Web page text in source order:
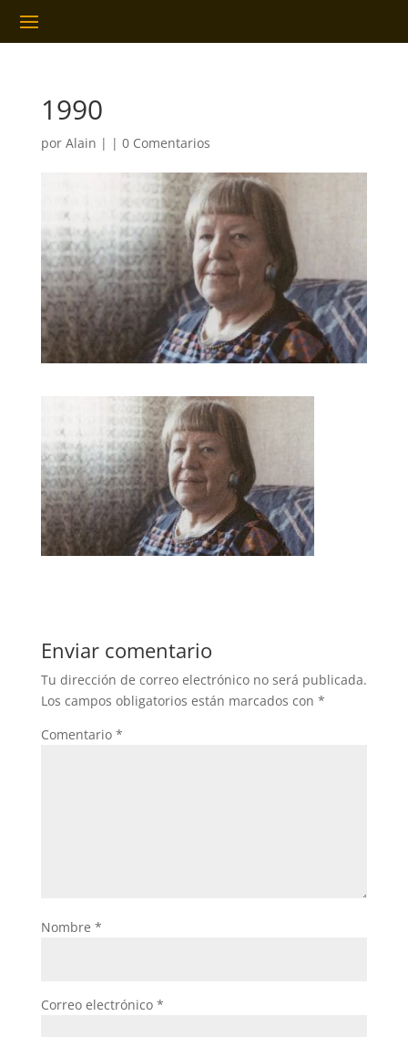
1990
por Alain | | 0 Comentarios
Enviar comentario
Tu dirección de correo electrónico no será publicada.
Los campos obligatorios están marcados con *
Comentario *
Nombre *
Correo electrónico *